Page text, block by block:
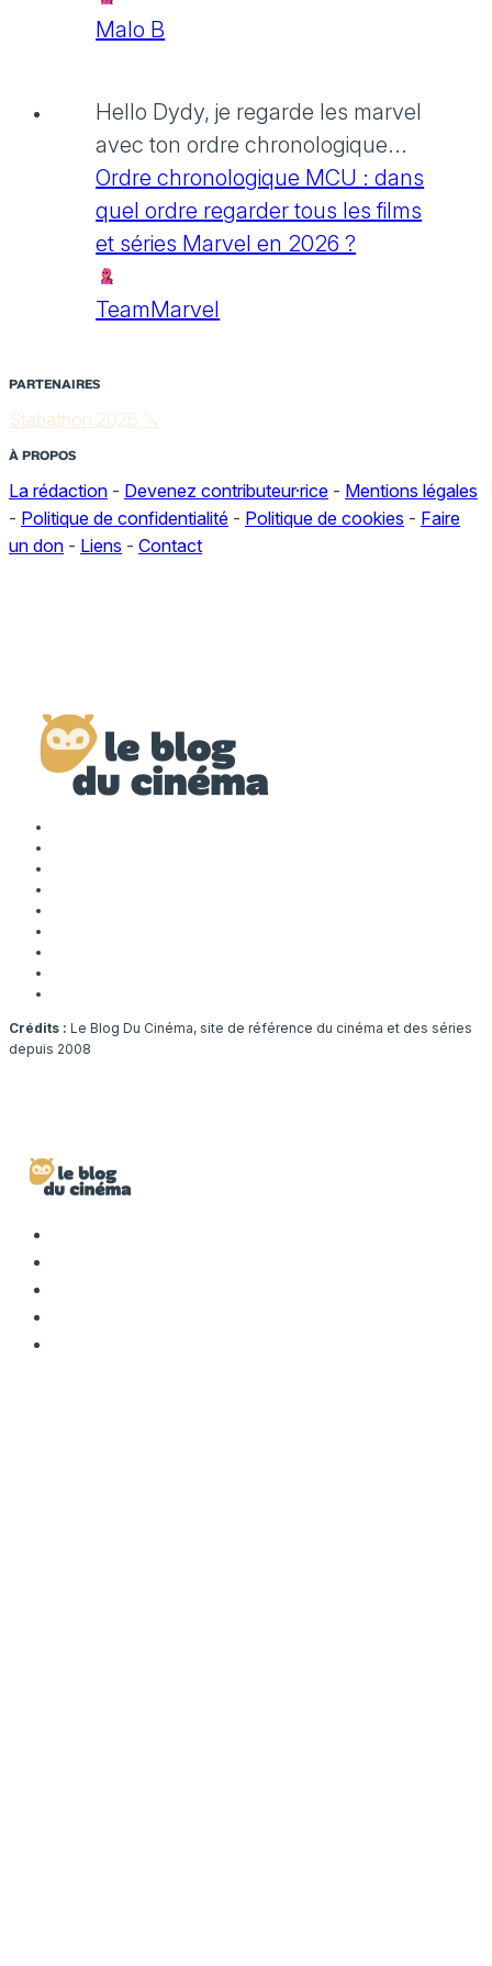
Malo B
Hello Dydy, je regarde les marvel
avec ton ordre chronologique...
Ordre chronologique MCU : dans
quel ordre regarder tous les films
et séries Marvel en 2026 ?
TeamMarvel
PARTENAIRES
Stabathon 2026 🔪
À PROPOS
La rédaction - Devenez contributeur·rice - Mentions légales
- Politique de confidentialité - Politique de cookies - Faire
un don - Liens - Contact
Crédits : Le Blog Du Cinéma, site de référence du cinéma et des séries
depuis 2008